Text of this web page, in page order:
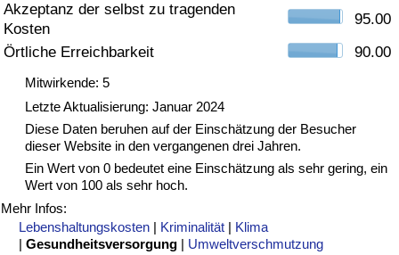
Akzeptanz der selbst zu tragenden
Kosten
95.00
Örtliche Erreichbarkeit
90.00
Mitwirkende: 5
Letzte Aktualisierung: Januar 2024
Diese Daten beruhen auf der Einschätzung der Besucher
dieser Website in den vergangenen drei Jahren.
Ein Wert von 0 bedeutet eine Einschätzung als sehr gering, ein
Wert von 100 als sehr hoch.
Mehr Infos:
Lebenshaltungskosten | Kriminalität | Klima
|Gesundheitsversorgung | Umweltverschmutzung
Gesundheitsversorgungs-Index nach Land
Umweltverschmutzungs-Index (aktuell)
Verschmutzungsindex
Umweltverschmutzungs-Index nach Land
Verkehr